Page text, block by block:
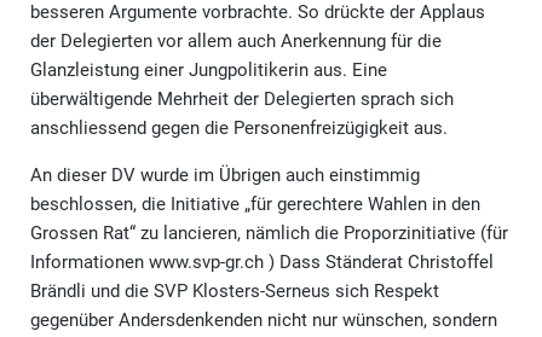
besseren Argumente vorbrachte. So drückte der Applaus
der Delegierten vor allem auch Anerkennung für die
Glanzleistung einer Jungpolitikerin aus. Eine
überwältigende Mehrheit der Delegierten sprach sich
anschliessend gegen die Personenfreizügigkeit aus.
An dieser DV wurde im Übrigen auch einstimmig
beschlossen, die Initiative „für gerechtere Wahlen in den
Grossen Rat“ zu lancieren, nämlich die Proporzinitiative (für
Informationen www.svp-gr.ch ) Dass Ständerat Christoffel
Brändli und die SVP Klosters-Serneus sich Respekt
gegenüber Andersdenkenden nicht nur wünschen, sondern